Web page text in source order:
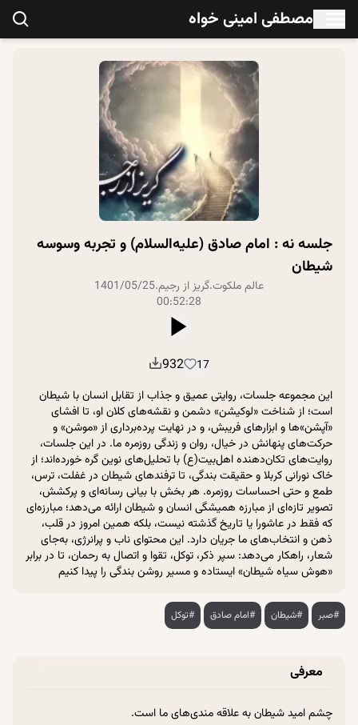
مصطفی امینی خواه
جلسه نه : امام صادق (علیه‌السلام) و تجربه وسوسه
شیطان
عالم ملکوت.گریز از رجیم.
1401/05/25
00:52:28
17
932
این مجموعه جلسات، روایتی عمیق و جذاب از تقابل انسان با شیطان
است؛ از شناخت «لوکیشن» دشمن و نقشه‌های کلان او، تا افشای
«آپشن‌»ها و ابزارهای فریبش، و در نهایت پرده‌برداری از «موشن» و
حرکت‌های پنهانش در خیال، روان و زندگی روزمره ما. در این جلسات،
روایت‌های تکان‌دهنده اهل‌بیت(ع) با تحلیل‌های نوین گره خورده‌اند؛ از
خاک نورانی کربلا و حقیقت بندگی، تا ترفندهای شیطان در غفلت، ترس،
طمع و حتی احساسات روزمره. هر بخش با بیانی رسانه‌ای و پرکشش،
تصویر تازه‌ای از مبارزه همیشگی انسان و شیطان ارائه می‌دهد؛ مبارزه‌ای
که فقط در عاشورا یا تاریخ گذشته نیست، بلکه همین امروز در قلب،
ذهن و انتخاب‌های ما جریان دارد. این محتوای ناب و پرانرژی، به‌جای
شعار، راهکار می‌دهد: سپر ذکر، توکل، تقوا و اتصال به رحمان، تا در برابر
«هوش سیاه شیطان» ایستاده و مسیر روشن بندگی را پیدا کنیم
#صبر #شیطان #امام صادق #توکل
معرفی
چشم امید شیطان به علاقه مندی‌های ما است.